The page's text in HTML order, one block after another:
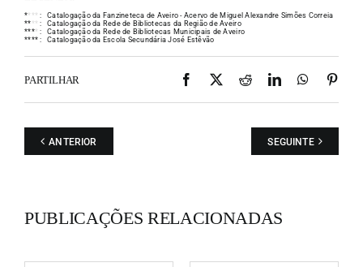
** * * :
Catalogação da Fanzineteca de Aveiro - Acervo de Miguel Alexandre Simões Correia
** * * :
Catalogação da Rede de Bibliotecas da Região de Aveiro
**** :
Catalogação da Rede de Bibliotecas Municipais de Aveiro
**** : Catalogação da Escola Secundária José Estêvão
PARTILHAR Facebook
X RedditLinkedIn
ANTERIOR SEGUINTE
PUBLICAÇÕES RELACIONADAS